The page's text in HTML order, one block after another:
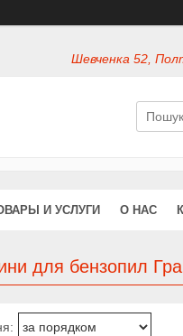
Шевченка 52,
И УСЛУГИ О НАС
для бензопил